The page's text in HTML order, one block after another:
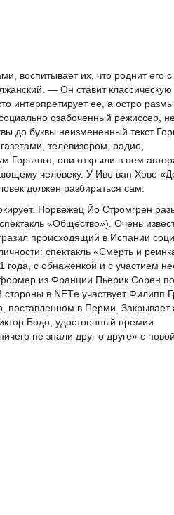
воспитывает их, что роднит его с
— Он ставит классическую
интерпретирует ее, а остро
озабоченный режиссер,
до буквы неизмененный текст
телевизором, радио,
Горького, они открыли в нем
человеку. У Иво ван Хове
должен разбираться сам.
Норвежец Йо Стромгрен
«Общество»). Очень
происходящий в Испании
спектакль «Смерть и
с обнаженкой и с участием
из Франции Пьерик Сорен
в NETе участвует Филипп
поставленном в Перми.
Бодо, удостоенный премии
не знали друг о друге» с новой